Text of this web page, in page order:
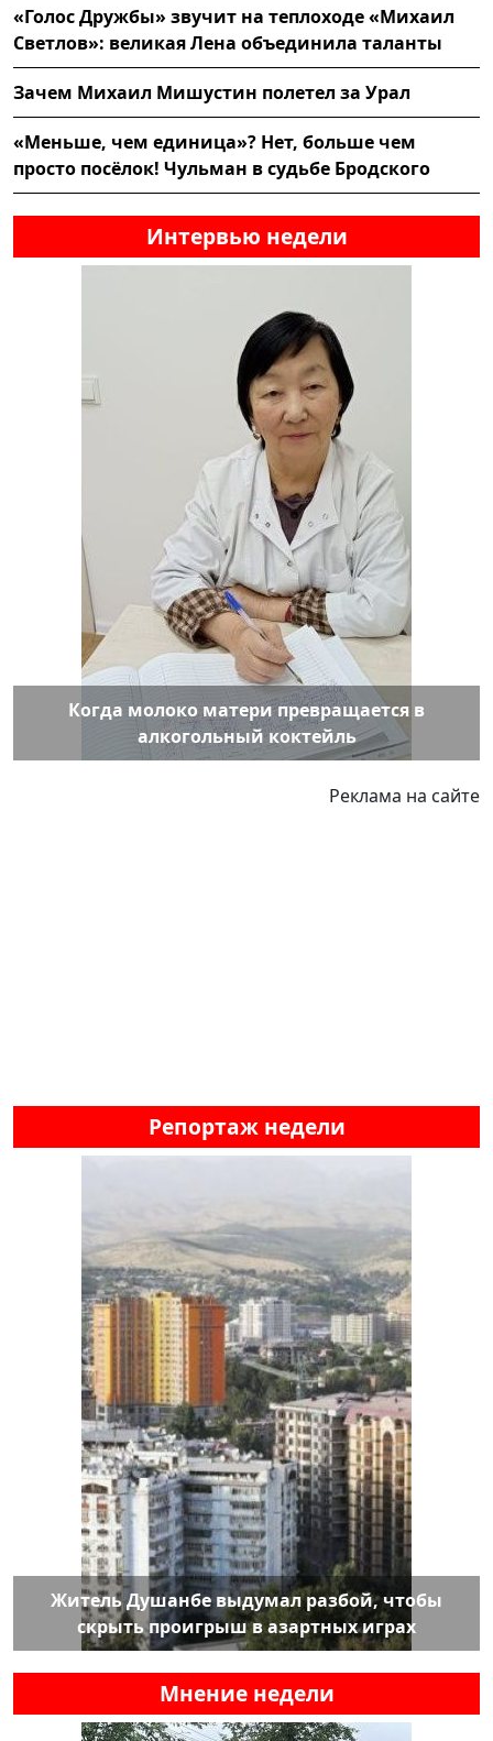
«Голос Дружбы» звучит на теплоходе «Михаил
Светлов»: великая Лена объединила таланты
Зачем Михаил Мишустин полетел за Урал
«Меньше, чем единица»? Нет, больше чем
просто посёлок! Чульман в судьбе Бродского
Интервью недели
Когда молоко матери превращается в
алкогольный коктейль
Реклама на сайте
Репортаж недели
Житель Душанбе выдумал разбой, чтобы
скрыть проигрыш в азартных играх
Мнение недели